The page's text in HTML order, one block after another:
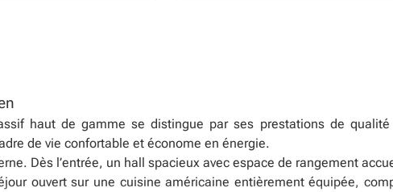
haut de gamme se distingue par ses prestations de
de vie confortable et économe en énergie.
Dès l’entrée, un hall spacieux avec espace de rangement
ouvert sur une cuisine américaine entièrement équipée,